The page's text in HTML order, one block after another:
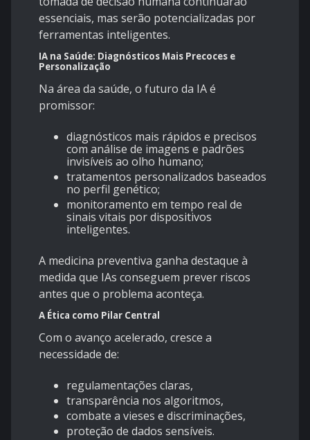
essenciais, mas serão potencializadas por
ferramentas inteligentes.
IA na Saúde: Diagnósticos Mais Precoces e
Personalização
Na área da saúde, o futuro da IA é
promissor:
diagnósticos mais rápidos e precisos
com análise de imagens e padrões
invisíveis ao olho humano;
tratamentos personalizados baseados
no perfil genético;
monitoramento em tempo real de
sinais vitais por dispositivos
inteligentes.
A medicina preventiva ganha destaque à
medida que IAs conseguem prever riscos
antes que o problema aconteça.
A Ética como Pilar Central
Com o avanço acelerado, cresce a
necessidade de:
regulamentações claras,
transparência nos algoritmos,
combate a vieses e discriminações,
proteção de dados sensíveis.